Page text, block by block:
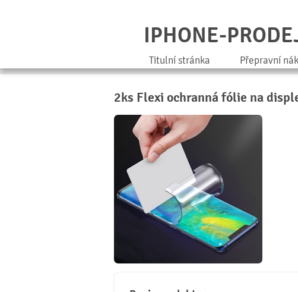
IPHONE-
Titulní stránka Přepravní
2ks Flexi ochranná fólie na